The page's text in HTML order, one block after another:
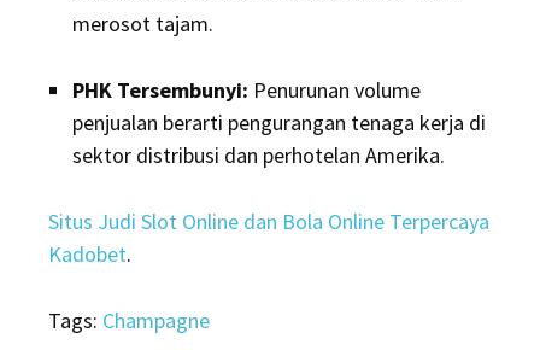
merosot tajam.
PHK Tersembunyi: Penurunan volume
penjualan berarti pengurangan tenaga kerja di
sektor distribusi dan perhotelan Amerika.
Situs Judi Slot Online dan Bola Online Terpercaya
Kadobet.
Tags: Champagne